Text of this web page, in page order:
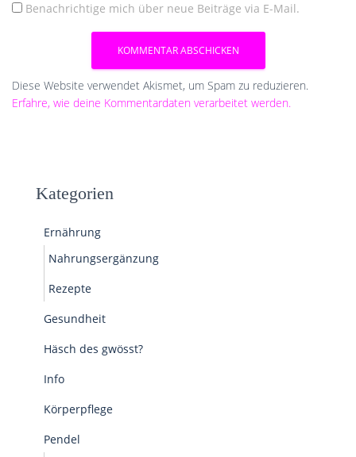
Benachrichtige mich über neue Beiträge via E-Mail.
Diese Website verwendet Akismet, um Spam zu reduzieren.
Erfahre, wie deine Kommentardaten verarbeitet werden.
Kategorien
Ernährung
Nahrungsergänzung
Rezepte
Gesundheit
Häsch des gwösst?
Info
Körperpflege
Pendel